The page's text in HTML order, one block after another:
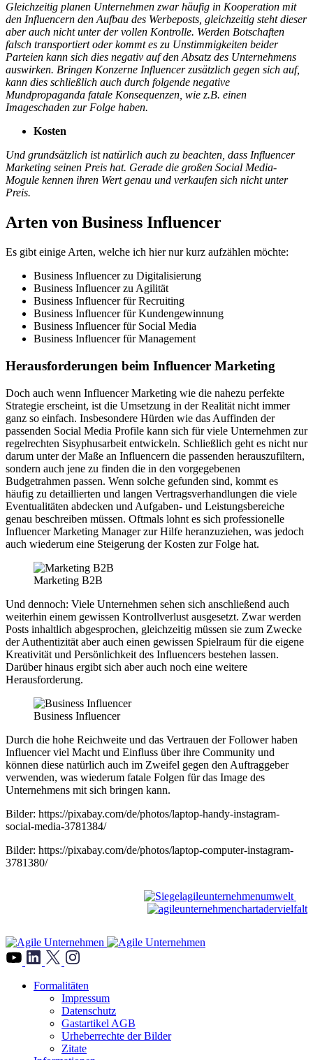
Gleichzeitig planen Unternehmen zwar häufig in Kooperation mit
den Influencern den Aufbau des Werbeposts, gleichzeitig steht dieser
aber auch nicht unter der vollen Kontrolle. Werden Botschaften
falsch transportiert oder kommt es zu Unstimmigkeiten beider
Parteien kann sich dies negativ auf den Absatz des Unternehmens
auswirken. Bringen Konzerne Influencer zusätzlich gegen sich auf,
kann dies schließlich auch durch folgende negative
Mundpropaganda fatale Konsequenzen, wie z.B. einen
Imageschaden zur Folge haben.
Kosten
Und grundsätzlich ist natürlich auch zu beachten, dass Influencer
Marketing seinen Preis hat. Gerade die großen Social Media-
Mogule kennen ihren Wert genau und verkaufen sich nicht unter
Preis.
Arten von Business Influencer
Es gibt einige Arten, welche ich hier nur kurz aufzählen möchte:
Business Influencer zu Digitalisierung
Business Influencer zu Agilität
Business Influencer für Recruiting
Business Influencer für Kundengewinnung
Business Influencer für Social Media
Business Influencer für Management
Herausforderungen beim Influencer Marketing
Doch auch wenn Influencer Marketing wie die nahezu perfekte
Strategie erscheint, ist die Umsetzung in der Realität nicht immer
ganz so einfach. Insbesondere Hürden wie das Auffinden der
passenden Social Media Profile kann sich für viele Unternehmen zur
regelrechten Sisyphusarbeit entwickeln. Schließlich geht es nicht nur
darum unter der Maße an Influencern die passenden herauszufiltern,
sondern auch jene zu finden die in den vorgegebenen
Budgetrahmen passen. Wenn solche gefunden sind, kommt es
häufig zu detaillierten und langen Vertragsverhandlungen die viele
Eventualitäten abdecken und Aufgaben- und Leistungsbereiche
genau beschreiben müssen. Oftmals lohnt es sich professionelle
Influencer Marketing Manager zur Hilfe heranzuziehen, was jedoch
auch wiederum eine Steigerung der Kosten zur Folge hat.
Marketing B2B
Und dennoch: Viele Unternehmen sehen sich anschließend auch
weiterhin einem gewissen Kontrollverlust ausgesetzt. Zwar werden
Posts inhaltlich abgesprochen, gleichzeitig müssen sie zum Zwecke
der Authentizität aber auch einen gewissen Spielraum für die eigene
Kreativität und Persönlichkeit des Influencers bestehen lassen.
Darüber hinaus ergibt sich aber auch noch eine weitere
Herausforderung.
Business Influencer
Durch die hohe Reichweite und das Vertrauen der Follower haben
Influencer viel Macht und Einfluss über ihre Community und
können diese natürlich auch im Zweifel gegen den Auftraggeber
verwenden, was wiederum fatale Folgen für das Image des
Unternehmens mit sich bringen kann.
Bilder: https://pixabay.com/de/photos/laptop-handy-instagram-
social-media-3781384/
Bilder: https://pixabay.com/de/photos/laptop-computer-instagram-
3781380/
Formalitäten
Impressum
Datenschutz
Gastartikel AGB
Urheberrechte der Bilder
Zitate